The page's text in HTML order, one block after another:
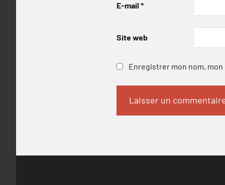
E-mail *
Site web
Enregistrer mon nom,